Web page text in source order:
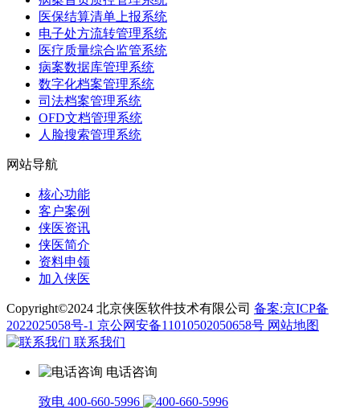
医保结算清单上报系统
电子处方流转管理系统
医疗质量综合监管系统
病案数据库管理系统
数字化档案管理系统
司法档案管理系统
OFD文档管理系统
人脸搜索管理系统
网站导航
核心功能
客户案例
侠医资讯
侠医简介
资料申领
加入侠医
Copyright©2024 北京侠医软件技术有限公司 备案:京ICP备
2022025058号-1 京公网安备11010502050658号 网站地图
联系我们
电话咨询
致电 400-660-5996